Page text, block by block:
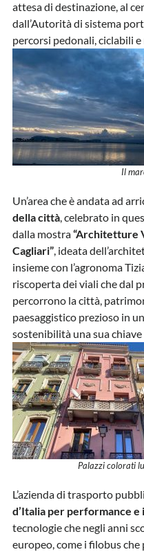
attesa di destinazione, al
dall’Autorità di sistema
percorsi pedonali, ciclabili
Il
Un’area che è andata ad
della città, celebrato in
dalla mostra“Architetture
Cagliari”, ideata
insieme con l’agronoma
riscoperta dei viali che dal
percorrono la città,
paesaggistico prezioso in
sostenibilità una sua
Palazzi colorati
L’azienda di trasporto
d’Italia per performance
tecnologie che negli anni
europeo, come i filobus